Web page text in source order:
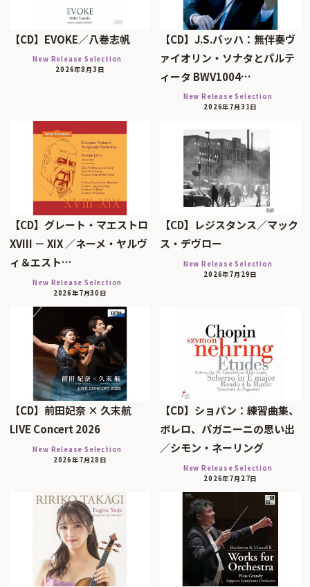
【CD】EVOKE／八巻志帆
New Release Selection
2026年8月3日
【CD】J.S.バッハ：無伴奏ヴ
ァイオリン・ソナタとパルテ
ィータ BWV1004…
New Release Selection
2026年7月31日
【CD】グレート・マエストロ
XVIII － XIX ／ネーメ・ヤルヴ
ィ＆エスト…
New Release Selection
2026年7月30日
【CD】レジスタンス／マック
ス・デヴロー
New Release Selection
2026年7月29日
【CD】前田妃奈 × 久末航
LIVE Concert 2026
New Release Selection
2026年7月28日
【CD】ショパン：練習曲集、
ボレロ、パガニーニの思い出
／シモン・ネーリング
New Release Selection
2026年7月27日